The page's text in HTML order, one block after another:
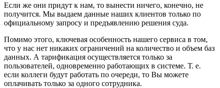
Если же они придут к нам, то вынести ничего, конечно, не
получится. Мы выдаем данные наших клиентов только по
официальному запросу и предъявлению решения суда.
Помимо этого, ключевая особенность нашего сервиса в том,
что у нас нет никаких ограничений на количество и объем баз
данных. А тарификация осуществляется только за
пользователей, одновременно работающих в системе. Т. е.
если коллеги будут работать по очереди, то Вы можете
оплачивать только за одного сотрудника.